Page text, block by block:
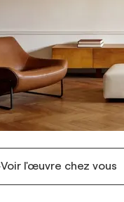
Voir l'œuvre chez vous